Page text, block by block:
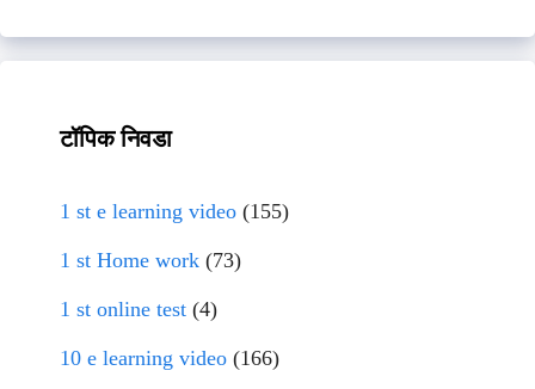
टॉपिक निवडा
1 st e learning video (155)
1 st Home work (73)
1 st online test (4)
10 e learning video (166)